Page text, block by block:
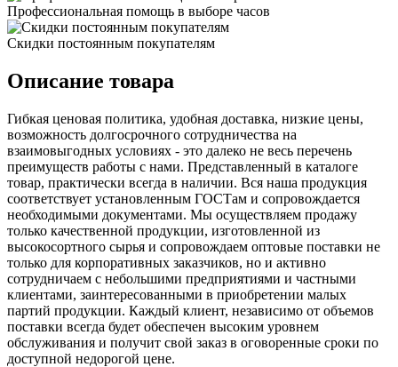
Профессиональная помощь в выборе часов
Скидки постоянным покупателям
Описание товара
Гибкая ценовая политика, удобная доставка, низкие цены,
возможность долгосрочного сотрудничества на
взаимовыгодных условиях - это далеко не весь перечень
преимуществ работы с нами. Представленный в каталоге
товар, практически всегда в наличии. Вся наша продукция
соответствует установленным ГОСТам и сопровождается
необходимыми документами. Мы осуществляем продажу
только качественной продукции, изготовленной из
высокосортного сырья и сопровождаем оптовые поставки не
только для корпоративных заказчиков, но и активно
сотрудничаем с небольшими предприятиями и частными
клиентами, заинтересованными в приобретении малых
партий продукции. Каждый клиент, независимо от объемов
поставки всегда будет обеспечен высоким уровнем
обслуживания и получит свой заказ в оговоренные сроки по
доступной недорогой цене.